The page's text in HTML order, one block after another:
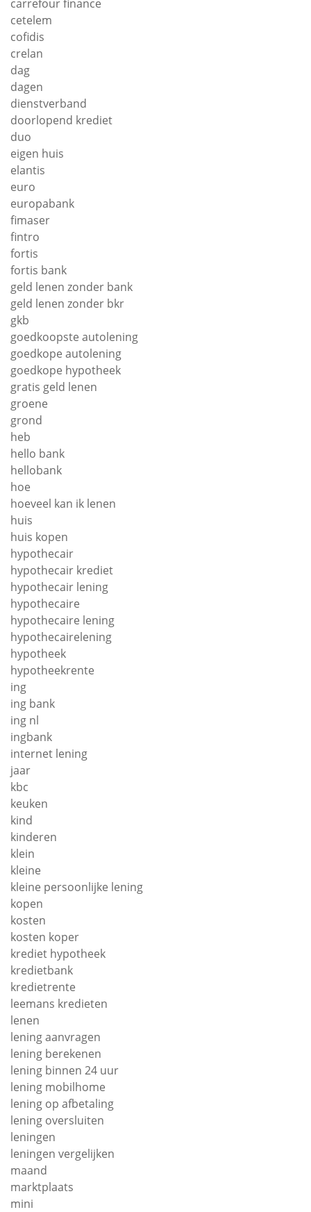
carrefour finance
cetelem
cofidis
crelan
dag
dagen
dienstverband
doorlopend krediet
duo
eigen huis
elantis
euro
europabank
fimaser
fintro
fortis
fortis bank
geld lenen zonder bank
geld lenen zonder bkr
gkb
goedkoopste autolening
goedkope autolening
goedkope hypotheek
gratis geld lenen
groene
grond
heb
hello bank
hellobank
hoe
hoeveel kan ik lenen
huis
huis kopen
hypothecair
hypothecair krediet
hypothecair lening
hypothecaire
hypothecaire lening
hypothecairelening
hypotheek
hypotheekrente
ing
ing bank
ing nl
ingbank
internet lening
jaar
kbc
keuken
kind
kinderen
klein
kleine
kleine persoonlijke lening
kopen
kosten
kosten koper
krediet hypotheek
kredietbank
kredietrente
leemans kredieten
lenen
lening aanvragen
lening berekenen
lening binnen 24 uur
lening mobilhome
lening op afbetaling
lening oversluiten
leningen
leningen vergelijken
maand
marktplaats
mini